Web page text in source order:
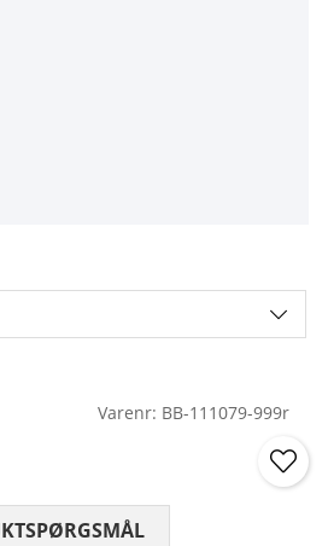
Varenr: BB-111079-999r
0 UD AF 5 ANTAL